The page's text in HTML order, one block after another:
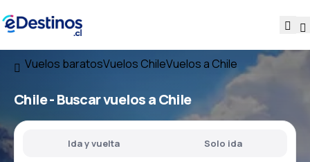
Vuelos baratosVuelos ChileVuelos a Chile
Chile - Buscar vuelos a Chile
Ida y vuelta Solo ida